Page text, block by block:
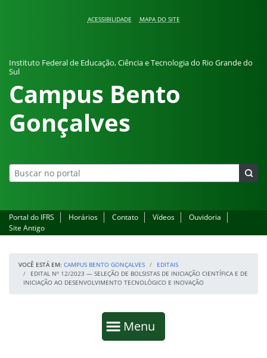
ACESSIBILIDADE MAPA DO SITE
Instituto Federal de Educação, Ciência e Tecnologia do Rio Grande do
Sul
Campus Bento
Gonçalves
Portal do IFRS Horários Contato Vídeos
Ouvidoria
Site Antigo
VOCÊ ESTÁ EM: CAMPUS BENTO GONÇALVES
EDITAIS
EDITAL Nº 12/2023 — SELEÇÃO DE BOLSISTAS DE INICIAÇÃO CIENTÍFICA E DE
INICIAÇÃO AO DESENVOLVIMENTO TECNOLÓGICO E INOVAÇÃO
Mostrar
Menu